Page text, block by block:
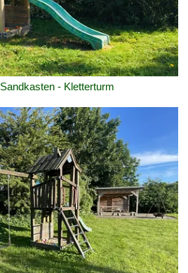
- Kletterturm